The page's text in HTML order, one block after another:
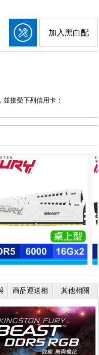
加入黑白配
接受下列信用卡：
商品運送相
關
其他相關